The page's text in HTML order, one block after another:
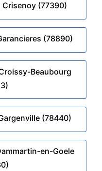
(77390)
(78890)
Beaubourg
(78440)
en-Goele